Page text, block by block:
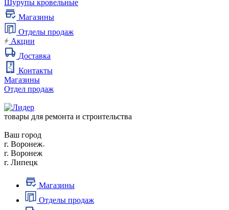
Шурупы кровельные
Магазины
Отделы продаж
Акции
Доставка
Контакты
Магазины
Отдел продаж
товары для ремонта и строительства
Ваш город
г. Воронеж
г. Воронеж
г. Липецк
Магазины
Отделы продаж